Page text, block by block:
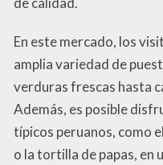
En este mercado, los
amplia variedad de
verduras frescas hasta
Además, es posible
típicos peruanos, como
o la tortilla de papas, en